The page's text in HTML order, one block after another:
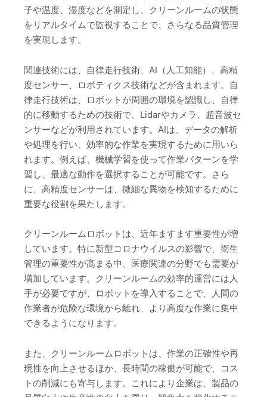
子や温度、湿度などを測定し、クリーンルームの状態
をリアルタイムで監視することで、さらなる品質管理
を実現します。
関連技術には、自律走行技術、AI（人工知能）、高精
度センサー、ロボティクス技術などが含まれます。自
律走行技術は、ロボットが周囲の環境を認識し、自律
的に移動するための技術で、Lidarやカメラ、超音波セ
ンサーなどが利用されています。AIは、データの解析
や処理を行い、効率的な作業を実現するために用いら
れます。例えば、機械学習を使って作業パターンを学
習し、最適な動作を選択することが可能です。さら
に、高精度センサーは、微細な異物を検知するために
重要な役割を果たします。
クリーンルームロボットは、近年ますます重要性が増
しています。特に新型コロナウイルスの影響で、衛生
管理の重要性が高まる中、医療関連の分野でも需要が
増加しています。クリーンルームの効率的運営には人
手が必要ですが、ロボットを導入することで、人間の
作業者が危険な環境から離れ、より高度な作業に集中
できるようになります。
また、クリーンルームロボットは、作業の正確性や再
現性を向上させるほか、長時間の稼働が可能で、コス
トの削減にも寄与します。これにより企業は、製品の